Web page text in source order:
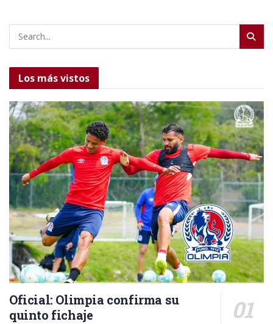
Los más vistos
Oficial: Olimpia confirma su
quinto fichaje